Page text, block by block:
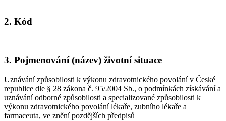
2. Kód
3. Pojmenování (název) životní situace
Uznávání způsobilosti k výkonu zdravotnického povolání v České
republice dle § 28 zákona č. 95/2004 Sb., o podmínkách získávání a
uznávání odborné způsobilosti a specializované způsobilosti k
výkonu zdravotnického povolání lékaře, zubního lékaře a
farmaceuta, ve znění pozdějších předpisů